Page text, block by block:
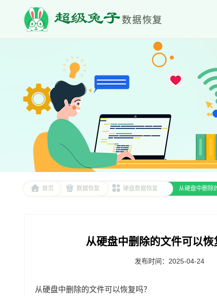
首页 数据恢复 硬盘数据恢复 从硬盘中删除
从硬盘中删除的文件可以
发布时间：2025-04-24
从硬盘中删除的文件可以恢复吗？